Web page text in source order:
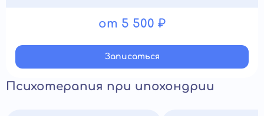
от 5 500 ₽
Записатьcя
Психотерапия при ипохондрии